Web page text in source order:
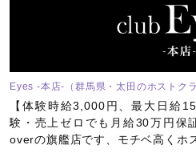
Eyes -本店-（群馬県・太田のホストクラ
【体験時給3,000円、最大日給
験・売上ゼロでも月給30万円保
overの旗艦店です、モチベ高くホ